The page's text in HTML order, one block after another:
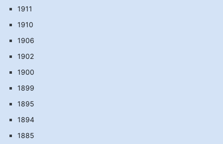
1911
1910
1906
1902
1900
1899
1895
1894
1885